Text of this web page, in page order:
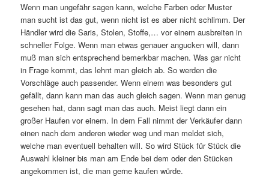
Wenn man ungefähr sagen kann, welche Farben oder Muster
man sucht ist das gut, wenn nicht ist es aber nicht schlimm. Der
Händler wird die Saris, Stolen, Stoffe,… vor einem ausbreiten in
schneller Folge. Wenn man etwas genauer angucken will, dann
muß man sich entsprechend bemerkbar machen. Was gar nicht
in Frage kommt, das lehnt man gleich ab. So werden die
Vorschläge auch passender. Wenn einem was besonders gut
gefällt, dann kann man das auch gleich sagen. Wenn man genug
gesehen hat, dann sagt man das auch. Meist liegt dann ein
großer Haufen vor einem. In dem Fall nimmt der Verkäufer dann
einen nach dem anderen wieder weg und man meldet sich,
welche man eventuell behalten will. So wird Stück für Stück die
Auswahl kleiner bis man am Ende bei dem oder den Stücken
angekommen ist, die man gerne kaufen würde.